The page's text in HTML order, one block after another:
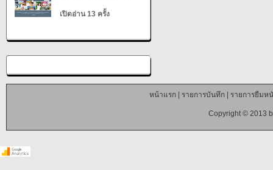
เปิดอ่าน 13 ครั้ง
หน้าแรก| รายการบันทึก| รายการยืมห
Copyright © 2013